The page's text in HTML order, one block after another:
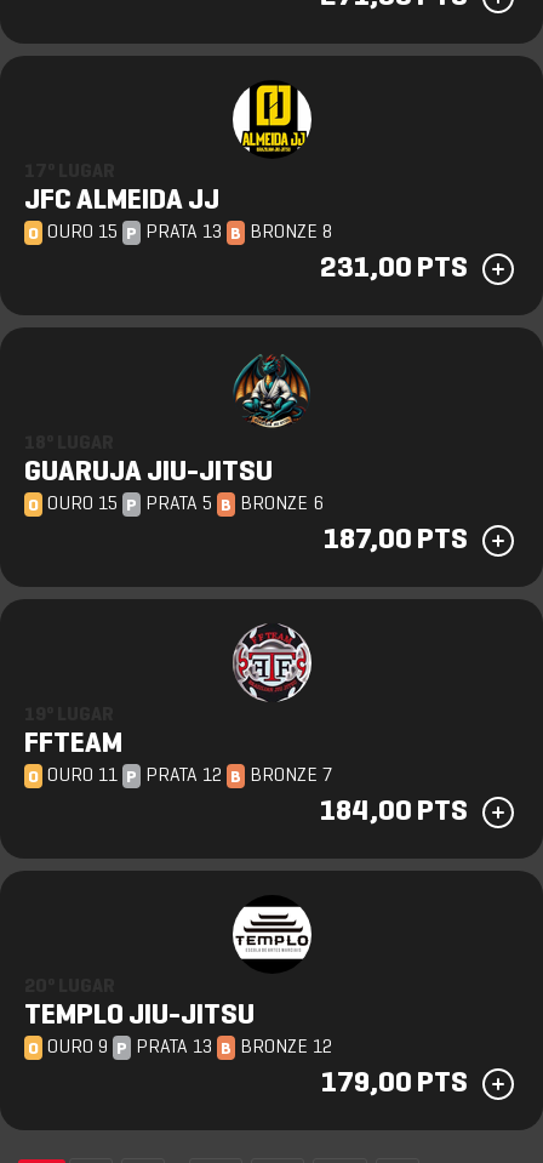
JFC ALMEIDA JJ
O OURO 15 P PRATA 13 B BRONZE 8
231,00 PTS
GUARUJA JIU-JITSU
O OURO 15 P PRATA 5 B BRONZE 6
187,00 PTS
FFTEAM
O OURO 11 P PRATA 12 B BRONZE 7
184,00 PTS
TEMPLO JIU-JITSU
O OURO 9 P PRATA 13 B BRONZE 12
179,00 PTS